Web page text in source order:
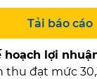
Tải báo cáo
hoạch lợi
thu đạt mức